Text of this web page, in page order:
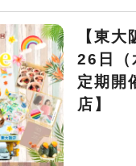
【東
26日（
定期開
店】